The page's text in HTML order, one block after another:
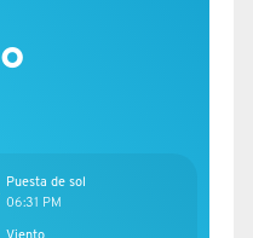
Puesta de sol
06:31 PM
Viento